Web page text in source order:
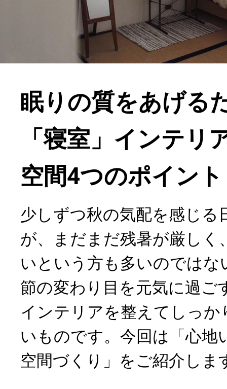
眠りの質をあげる
「寝室」インテリ
空間4つのポイント
少しずつ秋の気配を感じる
が、まだまだ残暑が厳しく
いという方も多いのではな
節の変わり目を元気に過ご
インテリアを整えてしっか
いものです。今回は「心地
空間づくり」をご紹介しま